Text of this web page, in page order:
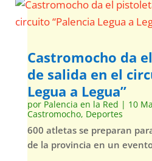
Castromocho da
de salida en el
Legua a Legua”
por Palencia en la Red | 10
Castromocho, Deportes
600 atletas se preparan
de la provincia en un